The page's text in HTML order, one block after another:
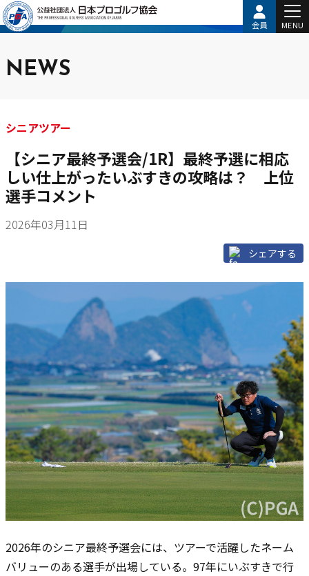
会員 MENU
NEWS
シニアツアー
【シニア最終予選会/1R】最終予選に相応
しい仕上がったいぶすきの攻略は？ 上位
選手コメント
2026年03月11日
シェアする
2026年のシニア最終予選会には、ツアーで活躍したネーム
バリューのある選手が出場している。 97年にいぶすきで行